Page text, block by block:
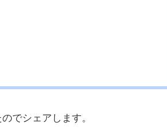
でシェアします。